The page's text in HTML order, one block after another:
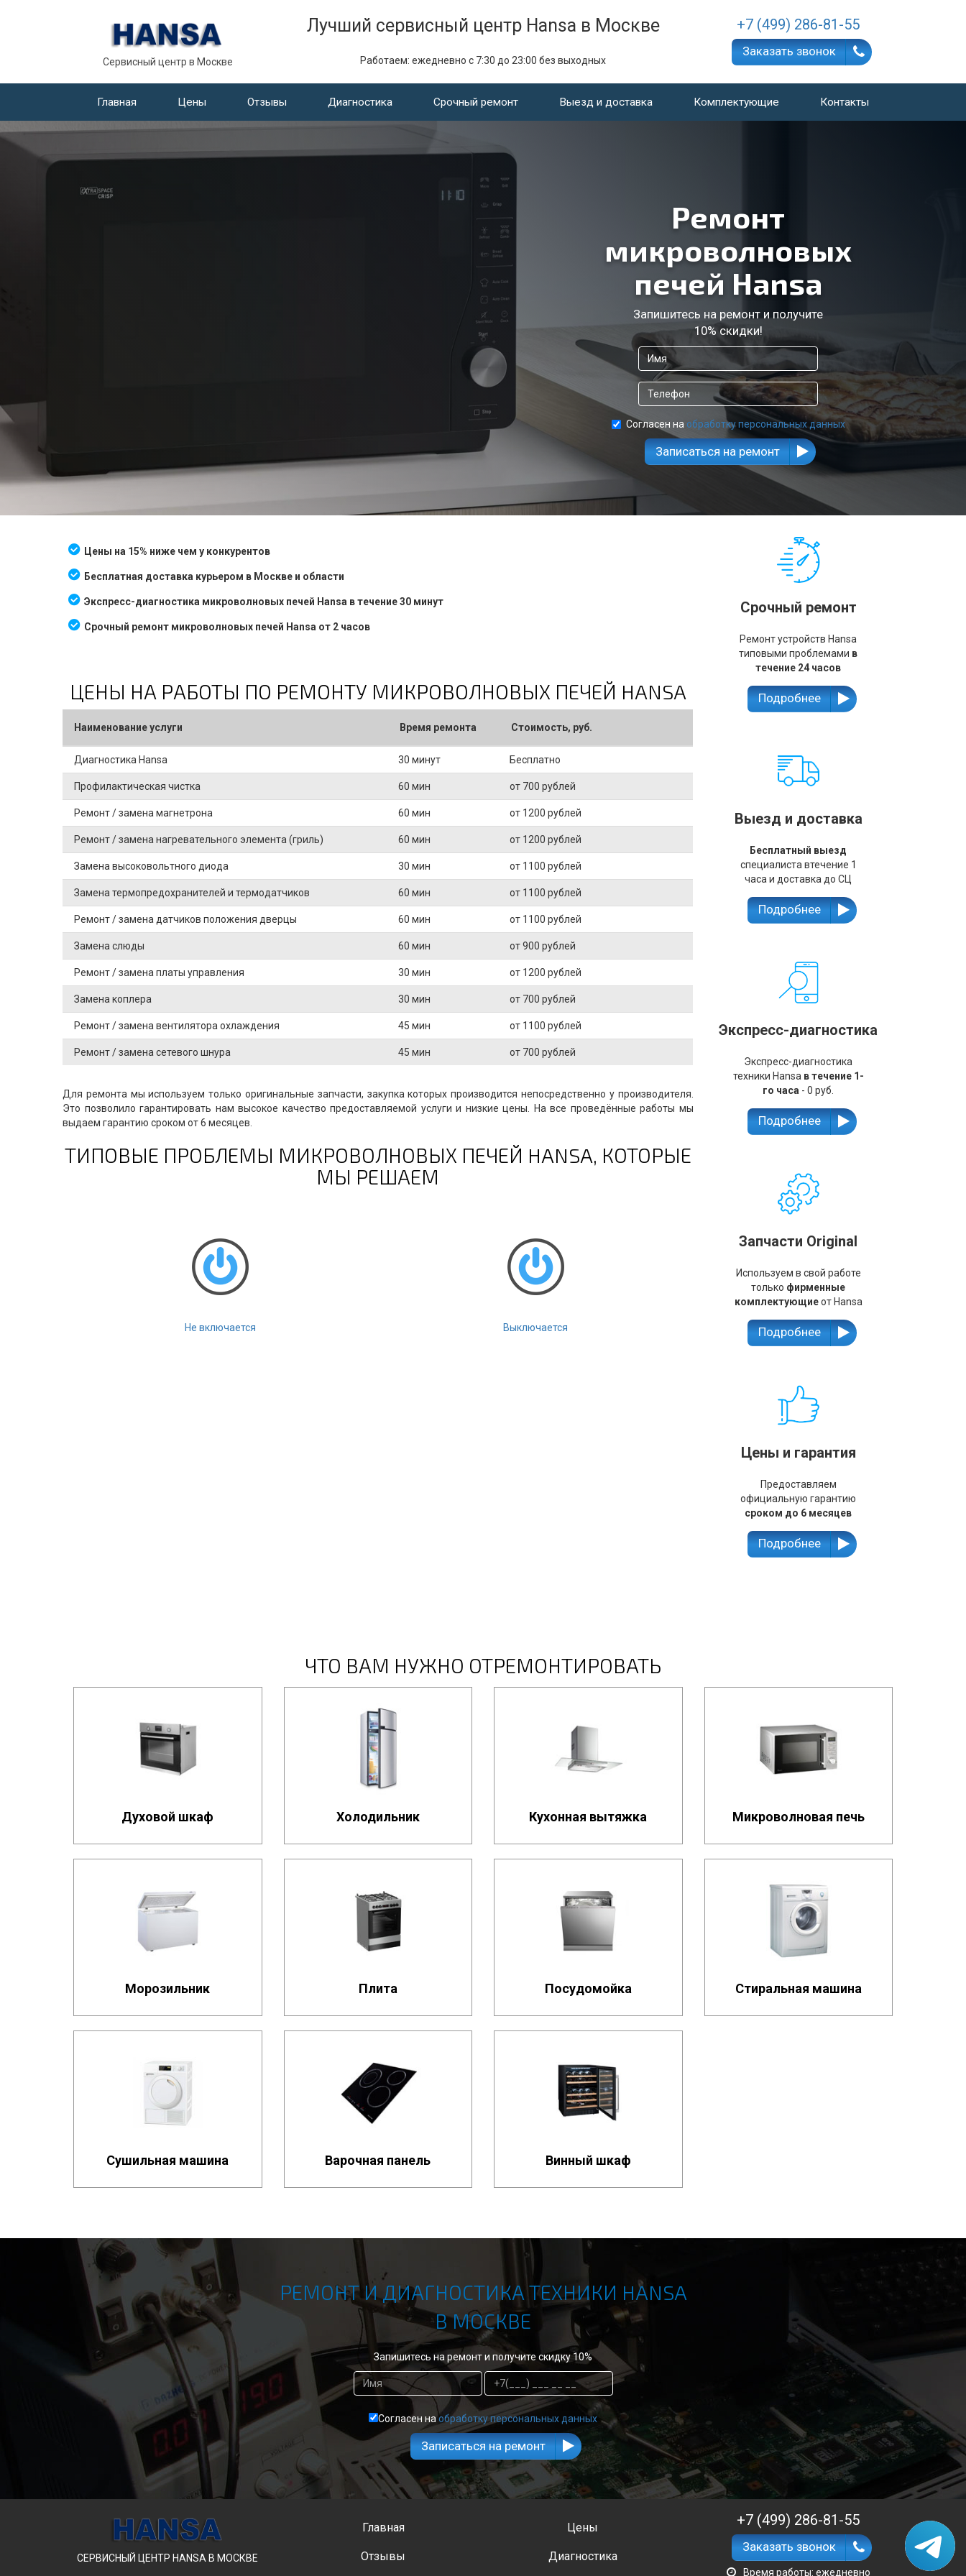
Сервисный центр в Москве
Лучший сервисный центр Hansa в Москве
Работаем: ежедневно с 7:30 до 23:00 без выходных
+7 (499) 286-81-55
Заказать звонок
Главная Цены Отзывы Диагностика Срочный ремонт Выезд и доставка Комплектующие Контакты
Ремонт
микроволновых
печей Hansa
Запишитесь на ремонт и получите
10% скидки!
Согласен на обработку персональных данных
Записаться на ремонт
Цены на 15% ниже чем у конкурентов
Бесплатная доставка курьером в Москве и области
Экспресс-диагностика микроволновых печей Hansa в течение 30 минут
Срочный ремонт микроволновых печей Hansa от 2 часов
ЦЕНЫ НА РАБОТЫ ПО РЕМОНТУ МИКРОВОЛНОВЫХ ПЕЧЕЙ HANSA
Наименование услуги Время ремонта Стоимость, руб.
Диагностика Hansa 30 минут Бесплатно
Профилактическая чистка 60 мин от 700 рублей
Ремонт / замена магнетрона 60 мин от 1200 рублей
Ремонт / замена нагревательного элемента (гриль) 60 мин от 1200 рублей
Замена высоковольтного диода 30 мин от 1100 рублей
Замена термопредохранителей и термодатчиков 60 мин от 1100 рублей
Ремонт / замена датчиков положения дверцы 60 мин от 1100 рублей
Замена слюды 60 мин от 900 рублей
Ремонт / замена платы управления 30 мин от 1200 рублей
Замена коплера 30 мин от 700 рублей
Ремонт / замена вентилятора охлаждения 45 мин от 1100 рублей
Ремонт / замена сетевого шнура 45 мин от 700 рублей
Для ремонта мы используем только оригинальные запчасти, закупка которых производится непосредственно у производителя.
Это позволило гарантировать нам высокое качество предоставляемой услуги и низкие цены. На все проведённые работы мы
выдаем гарантию сроком от 6 месяцев.
ТИПОВЫЕ ПРОБЛЕМЫ МИКРОВОЛНОВЫХ ПЕЧЕЙ HANSA, КОТОРЫЕ
МЫ РЕШАЕМ
Не включается Выключается
Срочный ремонт
Ремонт устройств Hansa
типовыми проблемами в
течение 24 часов
Подробнее
Выезд и доставка
Бесплатный выезд
специалиста втечение 1
часа и доставка до СЦ
Подробнее
Экспресс-диагностика
Экспресс-диагностика
техники Hansa в течение 1-
го часа - 0 руб.
Подробнее
Запчасти Original
Используем в свой работе
только фирменные
комплектующиеот Hansa
Подробнее
Цены и гарантия
Предоставляем
официальную гарантию
сроком до 6 месяцев
Подробнее
ЧТО ВАМ НУЖНО ОТРЕМОНТИРОВАТЬ
Духовой шкаф Холодильник Кухонная вытяжка Микроволновая печь
Морозильник Плита Посудомойка Стиральная машина
Сушильная машина Варочная панель Винный шкаф
РЕМОНТ И ДИАГНОСТИКА ТЕХНИКИ HANSA
В МОСКВЕ
Запишитесь на ремонт и получите скидку 10%
Согласен наобработку персональных данных
Записаться на ремонт
СЕРВИСНЫЙ ЦЕНТР HANSA В МОСКВЕ
Главная Цены
Отзывы Диагностика
+7 (499) 286-81-55
Заказать звонок
Время работы: ежедневно